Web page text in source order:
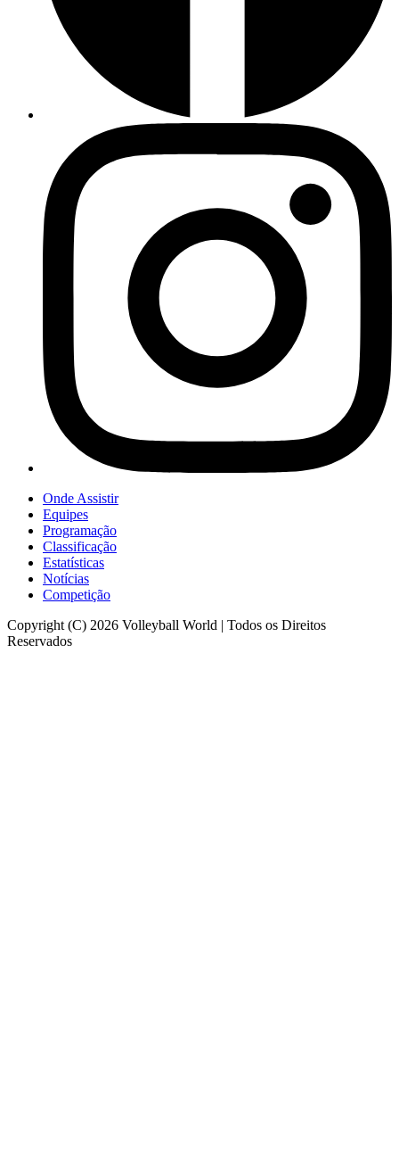
Onde Assistir
Equipes
Programação
Classificação
Estatísticas
Notícias
Competição
Copyright (C) 2026 Volleyball World | Todos os Direitos
Reservados